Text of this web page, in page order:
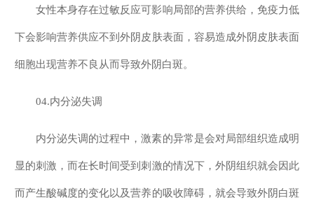
女性本身存在过敏反应可影响局部的营养供给，免疫力低
下会影响营养供应不到外阴皮肤表面，容易造成外阴皮肤表面
细胞出现营养不良从而导致外阴白斑。
04.内分泌失调
内分泌失调的过程中，激素的异常是会对局部组织造成明
显的刺激，而在长时间受到刺激的情况下，外阴组织就会因此
而产生酸碱度的变化以及营养的吸收障碍，就会导致外阴白斑